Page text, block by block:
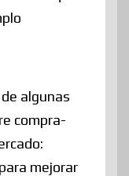
algunas
compra-
mejorar